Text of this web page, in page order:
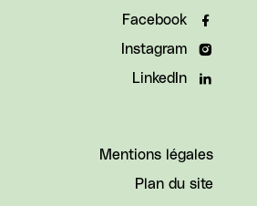
Facebook
Instagram
LinkedIn
Mentions légales
Plan du site